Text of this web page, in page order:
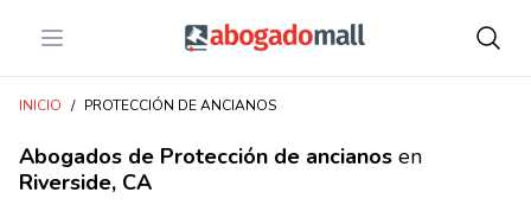
Open menu Abogadomall
INICIO / PROTECCIÓN DE ANCIANOS
Abogados de Protección de ancianos en
Riverside, CA